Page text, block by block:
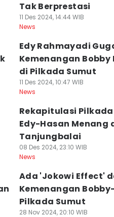
Tak Berprestasi
11 Des 2024, 14:44 WIB
News
Edy Rahmayadi
Kemenangan Bobby
di Pilkada Sumut
11 Des 2024, 10:47 WIB
News
Rekapitulasi
Edy-Hasan Menang
Tanjungbalai
08 Des 2024, 23:10 WIB
News
Ada 'Jokowi Effect'
Kemenangan
Pilkada Sumut
28 Nov 2024, 20:10 WIB